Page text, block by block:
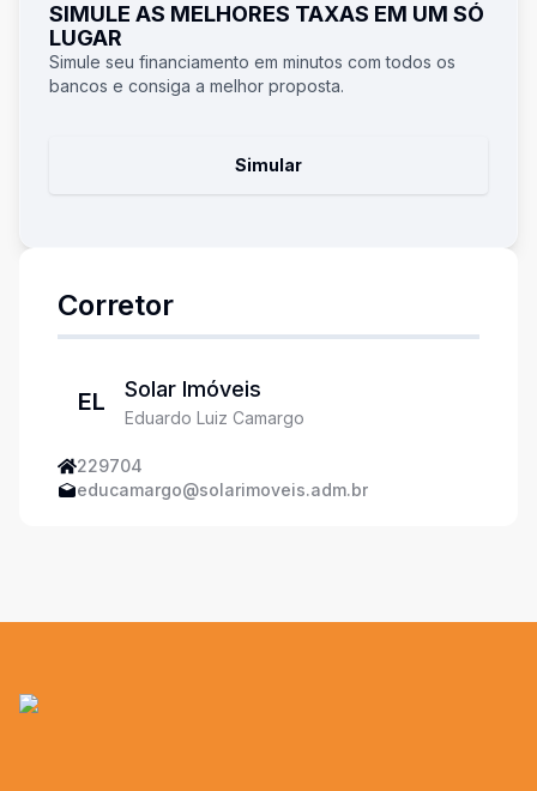
SIMULE AS MELHORES TAXAS EM UM SÓ
LUGAR
Simule seu financiamento em minutos com todos os
bancos e consiga a melhor proposta.
Simular
Corretor
EL Solar Imóveis
Eduardo Luiz Camargo
229704
educamargo@solarimoveis.adm.br